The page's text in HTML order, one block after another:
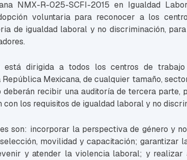
NMX-R-025-SCFI-2015 en Igualdad
voluntaria para reconocer a los
de igualdad laboral y no discriminación,
está dirigida a todos los centros de
Mexicana, de cualquier tamaño,
deberán recibir una auditoría de tercera parte,
los requisitos de igualdad laboral y no
son: incorporar la perspectiva de género y
movilidad y capacitación; garantizar
y atender la violencia laboral; y realizar